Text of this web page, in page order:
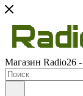
Магазин Radio26